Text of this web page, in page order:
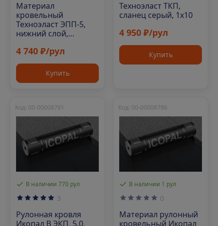
Материал
кровельный
Техноэласт ЭПП-5,
нижний слой,
4 740 ₽/рул
Купить
Техноэласт ТКП,
сланец серый, 1х10
4 950 ₽/рул
Купить
В наличии 770 рул
Код: 00-00008791
3
Рулонная кровля
Икопал В ЭКП, 5.0,
В наличии 1 рул
Код: 00-00008796
0
Материал рулонный
кровельный Икопал